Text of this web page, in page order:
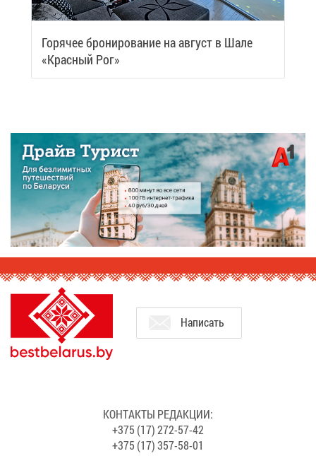
Го­ря­чее бро­ни­ро­ва­ние на ав­густ в Ша­ле
«Крас­ный Рог»
На­пи­сать
КОН­ТАК­ТЫ РЕ­ДАК­ЦИИ:
+375 (17) 272-57-42
+375 (17) 357-58-01